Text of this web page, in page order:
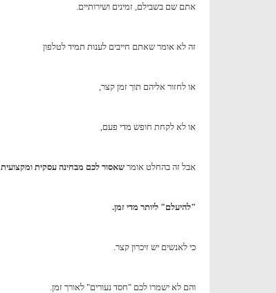
אתם שם בשבילם, זמינים ושירותיים.
זה לא אומר שאתם חייבים לענות תמיד לטלפון
או לחזור אליהם תוך זמן קצר,
או לא לקחת חופש מדי פעם,
אבל זה בהחלט אומר שאסור לכם מבחינה עסקית ומקצועית
"להיעלם" ליותר מדי זמן.
כי לאנשים יש זיכרון קצר.
והם לא ישמרו לכם "חסד נעורים" לאורך זמן.